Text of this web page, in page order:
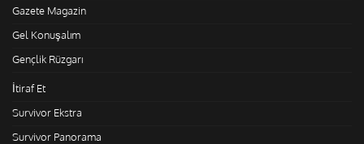
Gazete Magazin
Gel Konuşalım
Gençlik Rüzgarı
İtiraf Et
Survivor Ekstra
Survivor Panorama